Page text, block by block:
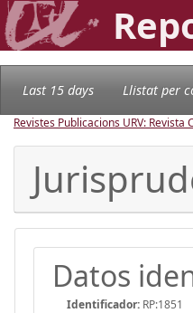
Last 15 days Llistat per
Revistes Publicacions URV:
Datos
Identificador: RP:1851